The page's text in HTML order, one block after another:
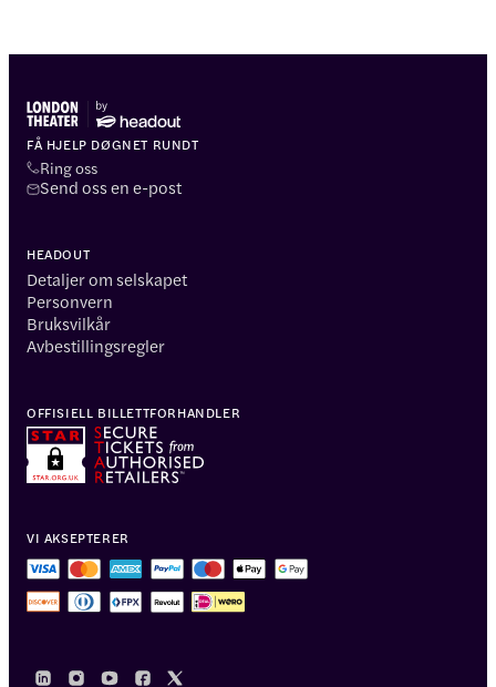
FÅ HJELP DØGNET RUNDT
Ring oss
Send oss en e-post
HEADOUT
Detaljer om selskapet
Personvern
Bruksvilkår
Avbestillingsregler
VI AKSEPTERER
OFFISIELL BILLETTFORHANDLER